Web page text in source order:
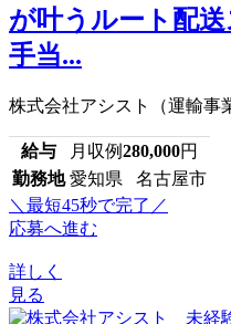
が叶うルート配
手当...
株式会社アシスト（運輸事
給与 月収例280,000円
勤務地 愛知県 名古屋市
＼最短45秒で完了／
応募へ進む
詳しく
見る